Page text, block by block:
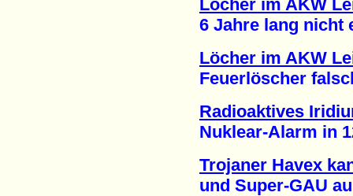
Löcher im AKW
6 Jahre lang nicht
Löcher im AKW
Feuerlöscher
Radioaktives
Nuklear-Alarm in
Trojaner Havex
und Super-GAU